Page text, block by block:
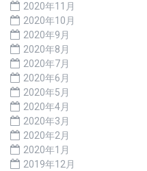
2020年11月
2020年10月
2020年9月
2020年8月
2020年7月
2020年6月
2020年5月
2020年4月
2020年3月
2020年2月
2020年1月
2019年12月